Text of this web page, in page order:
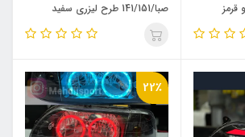
صبا/141/151 طرح لیزری سفید
22٪